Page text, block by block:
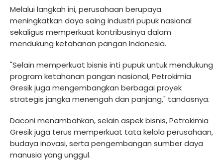
Melalui langkah ini, perusahaan berupaya
meningkatkan daya saing industri pupuk nasional
sekaligus memperkuat kontribusinya dalam
mendukung ketahanan pangan Indonesia.
"Selain memperkuat bisnis inti pupuk untuk mendukung
program ketahanan pangan nasional, Petrokimia
Gresik juga mengembangkan berbagai proyek
strategis jangka menengah dan panjang," tandasnya.
Daconi menambahkan, selain aspek bisnis, Petrokimia
Gresik juga terus memperkuat tata kelola perusahaan,
budaya inovasi, serta pengembangan sumber daya
manusia yang unggul.